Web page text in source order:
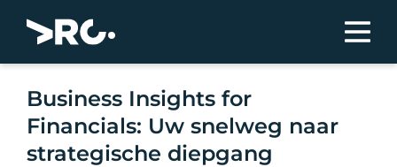
Business Insights for
Financials: Uw snelweg naar
strategische diepgang